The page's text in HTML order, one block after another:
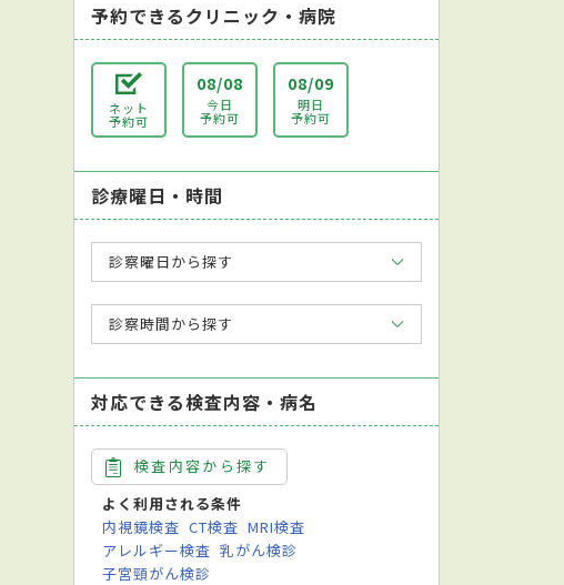
予約できるクリニック・病院
ネット
予約可
08/08
今日
予約可
08/09
明日
予約可
診療曜日・時間
診察曜日から探す
診察時間から探す
対応できる検査内容・病名
検査内容から探す
よく利用される条件
内視鏡検査 CT検査 MRI検査
アレルギー検査 乳がん検診
子宮頸がん検診